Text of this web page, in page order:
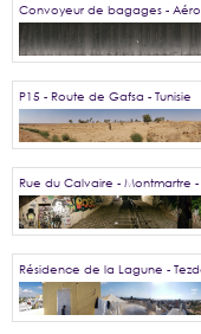
Convoyeur de bagages -
P15 - Route de Gafsa - Tunisie
Rue du Calvaire - Montmartre -
Résidence de la Lagune -